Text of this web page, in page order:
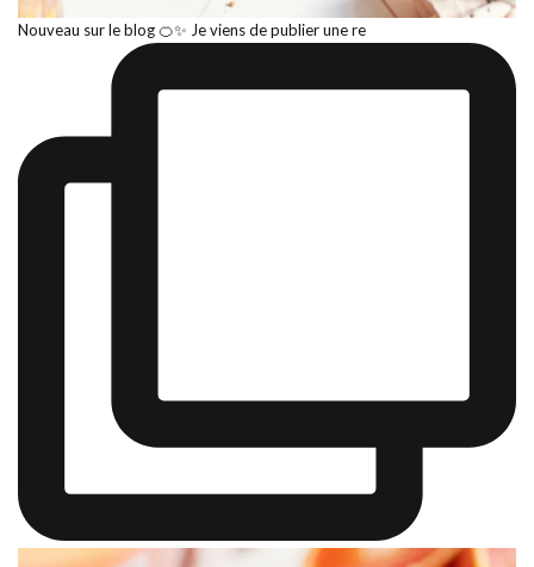
Nouveau sur le blog 🍊✨ Je viens de publier une re